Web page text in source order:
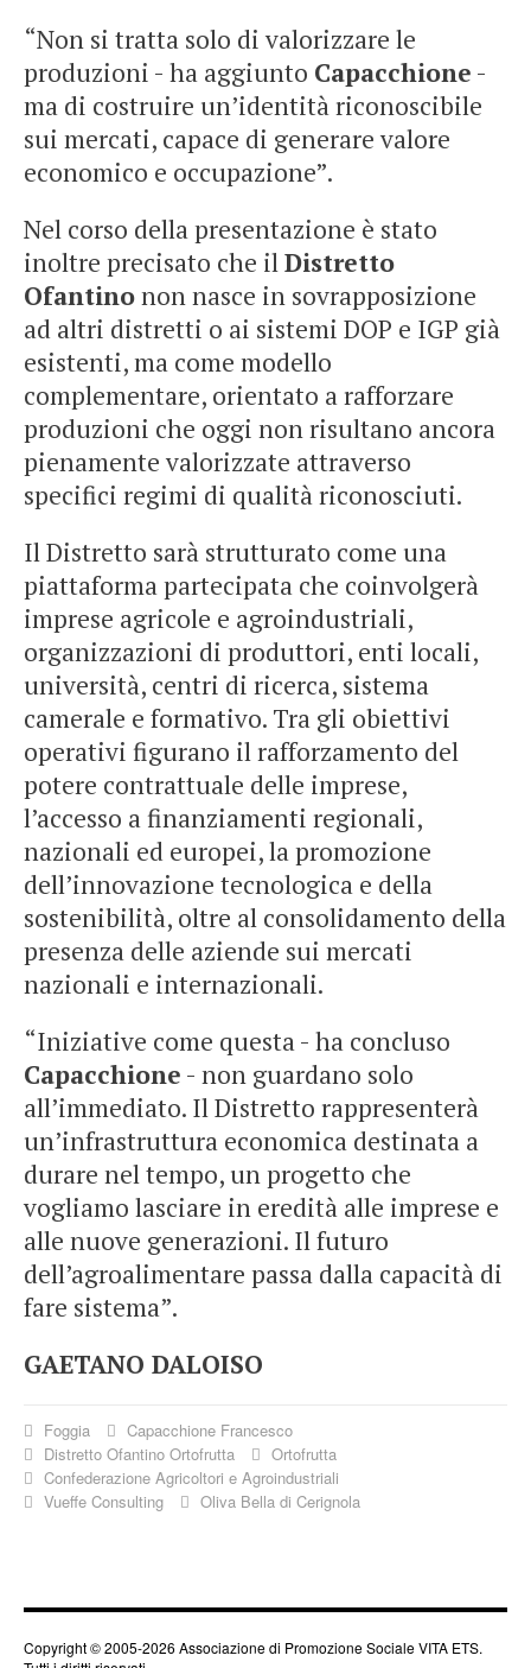
“Non si tratta solo di valorizzare le
produzioni - ha aggiunto Capacchione -
ma di costruire un’identità riconoscibile
sui mercati, capace di generare valore
economico e occupazione”.
Nel corso della presentazione è stato
inoltre precisato che ilDistretto
Ofantinonon nasce in sovrapposizione
ad altri distretti o ai sistemi DOP e IGP già
esistenti, ma come modello
complementare, orientato a rafforzare
produzioni che oggi non risultano ancora
pienamente valorizzate attraverso
specifici regimi di qualità riconosciuti.
Il Distretto sarà strutturato come una
piattaforma partecipata che coinvolgerà
imprese agricole e agroindustriali,
organizzazioni di produttori, enti locali,
università, centri di ricerca, sistema
camerale e formativo. Tra gli obiettivi
operativi figurano il rafforzamento del
potere contrattuale delle imprese,
l’accesso a finanziamenti regionali,
nazionali ed europei, la promozione
dell’innovazione tecnologica e della
sostenibilità, oltre al consolidamento della
presenza delle aziende sui mercati
nazionali e internazionali.
“Iniziative come questa - ha concluso
Capacchione - non guardano solo
all’immediato. Il Distretto rappresenterà
un’infrastruttura economica destinata a
durare nel tempo, un progetto che
vogliamo lasciare in eredità alle imprese e
alle nuove generazioni. Il futuro
dell’agroalimentare passa dalla capacità di
fare sistema”.
GAETANO DALOISO
Foggia
Capacchione Francesco
Distretto Ofantino Ortofrutta
Ortofrutta
Confederazione Agricoltori e Agroindustriali
Vueffe Consulting
Oliva Bella di Cerignola
Copyright © 2005-2026 Associazione di Promozione Sociale VITA ETS.